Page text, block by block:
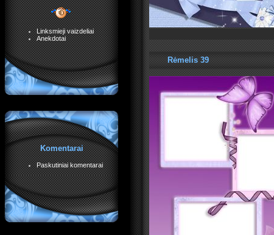
Linksmieji vaizdeliai
Anekdotai
Komentarai
Paskutiniai komentarai
Rėmelis 39